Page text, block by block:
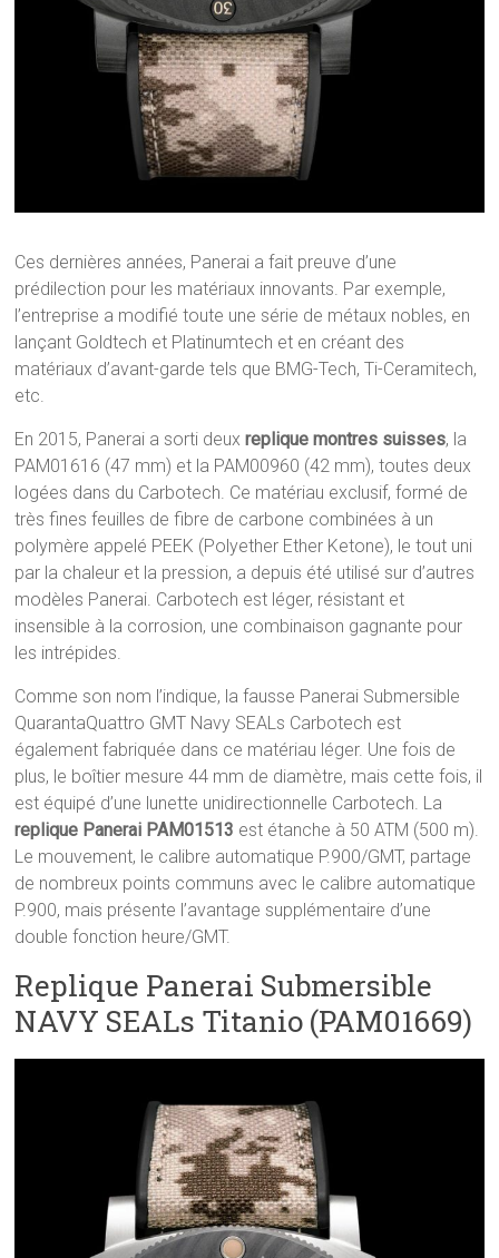
Ces dernières années, Panerai a fait preuve d’une
prédilection pour les matériaux innovants. Par exemple,
l’entreprise a modifié toute une série de métaux nobles, en
lançant Goldtech et Platinumtech et en créant des
matériaux d’avant-garde tels que BMG-Tech, Ti-Ceramitech,
etc.
En 2015, Panerai a sorti deuxreplique montres suisses, la
PAM01616 (47 mm) et la PAM00960 (42 mm), toutes deux
logées dans du Carbotech. Ce matériau exclusif, formé de
très fines feuilles de fibre de carbone combinées à un
polymère appelé PEEK (Polyether Ether Ketone), le tout uni
par la chaleur et la pression, a depuis été utilisé sur d’autres
modèles Panerai. Carbotech est léger, résistant et
insensible à la corrosion, une combinaison gagnante pour
les intrépides.
Comme son nom l’indique, la fausse Panerai Submersible
QuarantaQuattro GMT Navy SEALs Carbotech est
également fabriquée dans ce matériau léger. Une fois de
plus, le boîtier mesure 44 mm de diamètre, mais cette fois, il
est équipé d’une lunette unidirectionnelle Carbotech. La
replique Panerai PAM01513 est étanche à 50 ATM (500 m).
Le mouvement, le calibre automatique P.900/GMT, partage
de nombreux points communs avec le calibre automatique
P.900, mais présente l’avantage supplémentaire d’une
double fonction heure/GMT.
Replique Panerai Submersible
NAVY SEALs Titanio (PAM01669)